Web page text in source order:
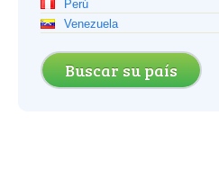
Perú
Venezuela
Buscar su país